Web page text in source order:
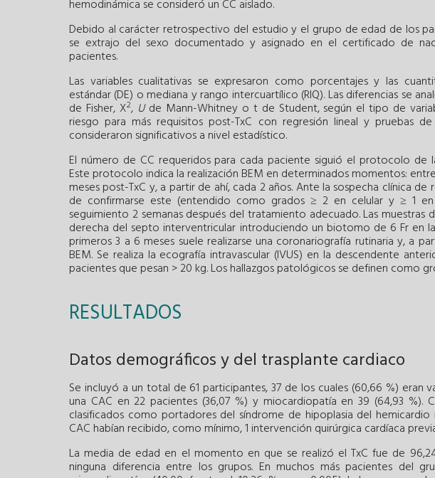
hemodinámica se consideró un CC aislado.
Debido al carácter retrospectivo del estudio y el grupo de edad de los
se extrajo del sexo documentado y asignado en el certificado de
pacientes.
Las variables cualitativas se expresaron como porcentajes y las
estándar (DE) o mediana y rango intercuartílico (RIQ). Las diferencias se
de Fisher, X2, Ude Mann-Whitney o t de Student, según el tipo de
riesgo para más requisitos post-TxC con regresión lineal y pruebas
consideraron significativos a nivel estadístico.
El número de CC requeridos para cada paciente siguió el protocolo de
Este protocolo indica la realización BEM en determinados momentos: entre
meses post-TxC y, a partir de ahí, cada 2 años. Ante la sospecha clínica de
de confirmarse este (entendido como grados ≥ 2 en celular y ≥ 1
seguimiento 2 semanas después del tratamiento adecuado. Las muestras
derecha del septo interventricular introduciendo un biotomo de 6 Fr en
primeros 3 a 6 meses suele realizarse una coronariografía rutinaria y, a
BEM. Se realiza la ecografía intravascular (IVUS) en la descendente
pacientes que pesan > 20 kg. Los hallazgos patológicos se definen como
RESULTADOS
Datos demográficos y del trasplante cardiaco
Se incluyó a un total de 61 participantes, 37 de los cuales (60,66 %) eran
una CAC en 22 pacientes (36,07 %) y miocardiopatía en 39 (64,93 %).
clasificados como portadores del síndrome de hipoplasia del
CAC habían recibido, como mínimo, 1 intervención quirúrgica cardíaca
La media de edad en el momento en que se realizó el TxC fue de
ninguna diferencia entre los grupos. En muchos más pacientes del